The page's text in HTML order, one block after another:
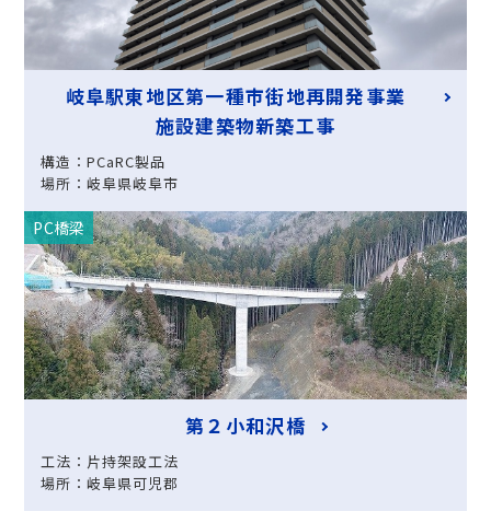
岐阜駅東地区第一種市街地再開発事業
施設建築物新築工事
構造：PCaRC製品
場所：岐阜県岐阜市
PC橋梁
第２小和沢橋
工法：片持架設工法
場所：岐阜県可児郡